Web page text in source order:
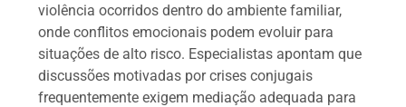
violência ocorridos dentro do ambiente familiar,
onde conflitos emocionais podem evoluir para
situações de alto risco. Especialistas apontam que
discussões motivadas por crises conjugais
frequentemente exigem mediação adequada para